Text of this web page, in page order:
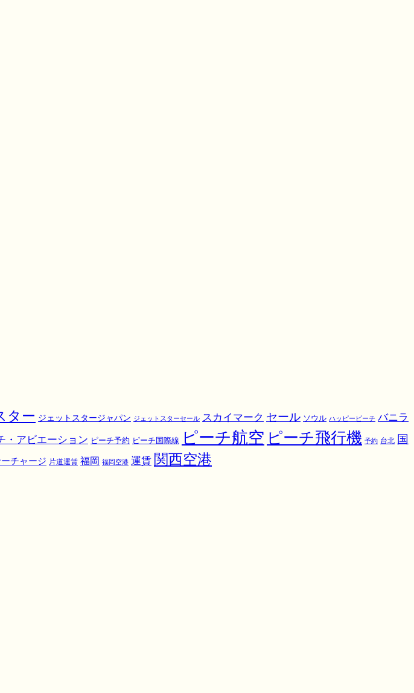
ター ジェットスタージャパン ジェットスターセール スカイマーク セール ソウル ハッピーピーチ バニラ
・アビエーション ピーチ予約 ピーチ国際線 ピーチ航空 ピーチ飛行機 予約 台北 国
チャージ 片道運賃 福岡 福岡空港 運賃 関西空港